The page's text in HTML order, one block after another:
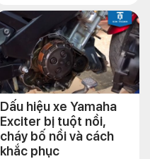
Dấu hiệu xe Yamaha
Exciter bị tuột nồi,
cháy bố nồi và cách
khắc phục